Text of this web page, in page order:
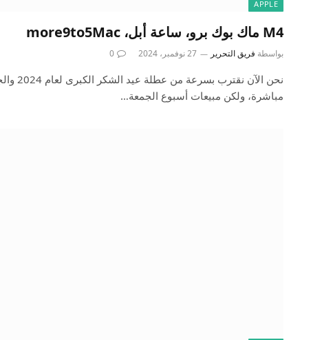
APPLE
M4 ماك بوك برو، ساعة أبل، more9to5Mac
بواسطة فريق التحرير 27 نوفمبر، 2024 0
نحن الآن
مباشرة، ولكن مبيعات أسبوع الجمعة…